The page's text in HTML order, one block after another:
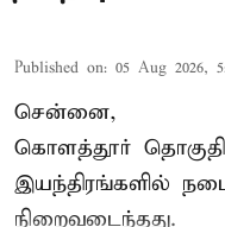
Published on: 05 Aug 2026,
சென்னை,
கொளத்தூர் தொகுதி
இயந்திரங்களில்
நிறைவடைந்தது.